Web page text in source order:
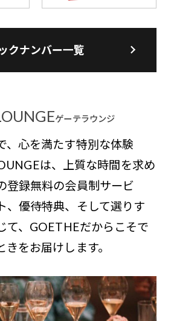
クナンバー一覧
ゲーテラウンジ
、心を満たす特別な体験
は、上質な時間を求め
登録無料の会員制サービ
、優待特典、そして選りす
て、GOETHEだからこそで
をお届けします。